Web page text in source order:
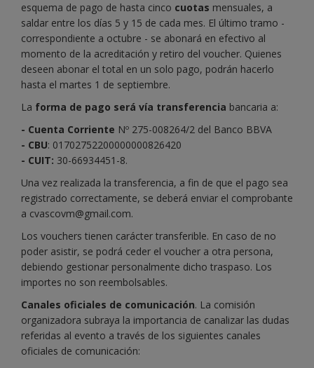
esquema de pago de hasta cinco cuotas mensuales, a
saldar entre los días 5 y 15 de cada mes. El último tramo -
correspondiente a octubre - se abonará en efectivo al
momento de la acreditación y retiro del voucher. Quienes
deseen abonar el total en un solo pago, podrán hacerlo
hasta el martes 1 de septiembre.
La forma de pago será vía transferencia bancaria a:
- Cuenta Corriente Nº 275-008264/2 del Banco BBVA
- CBU: 01702752200000000826420
- CUIT: 30-66934451-8.
Una vez realizada la transferencia, a fin de que el pago sea
registrado correctamente, se deberá enviar el comprobante
a cvascovm@gmail.com.
Los vouchers tienen carácter transferible. En caso de no
poder asistir, se podrá ceder el voucher a otra persona,
debiendo gestionar personalmente dicho traspaso. Los
importes no son reembolsables.
Canales oficiales de comunicación. La comisión
organizadora subraya la importancia de canalizar las dudas
referidas al evento a través de los siguientes canales
oficiales de comunicación: